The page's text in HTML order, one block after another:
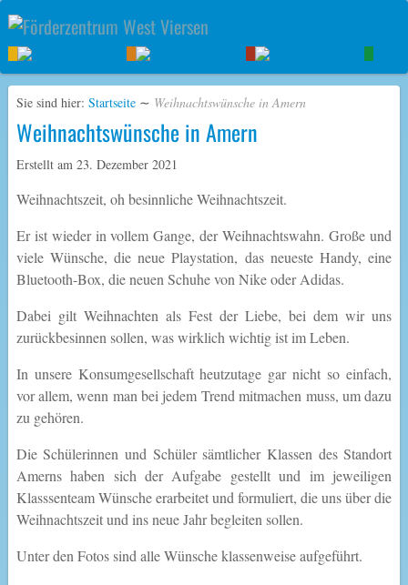
Sie sind hier: Startseite ∼ Weihnachtswünsche in Amern
Weihnachtswünsche in Amern
Erstellt am 23. Dezember 2021
Weihnachtszeit, oh besinnliche Weihnachtszeit.
Er ist wieder in vollem Gange, der Weihnachtswahn. Große und
viele Wünsche, die neue Playstation, das neueste Handy, eine
Bluetooth-Box, die neuen Schuhe von Nike oder Adidas.
Dabei gilt Weihnachten als Fest der Liebe, bei dem wir uns
zurückbesinnen sollen, was wirklich wichtig ist im Leben.
In unsere Konsumgesellschaft heutzutage gar nicht so einfach,
vor allem, wenn man bei jedem Trend mitmachen muss, um dazu
zu gehören.
Die Schülerinnen und Schüler sämtlicher Klassen des Standort
Amerns haben sich der Aufgabe gestellt und im jeweiligen
Klasssenteam Wünsche erarbeitet und formuliert, die uns über die
Weihnachtszeit und ins neue Jahr begleiten sollen.
Unter den Fotos sind alle Wünsche klassenweise aufgeführt.